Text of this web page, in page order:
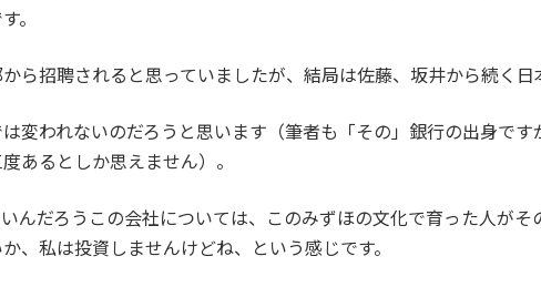
。
ら招聘されると思っていましたが、結局は佐藤、坂井から続く日
変われないのだろうと思います（筆者も「その」銀行の出身で
あるとしか思えません）。
んだろうこの会社については、このみずほの文化で育った人が
、私は投資しませんけどね、という感じです。